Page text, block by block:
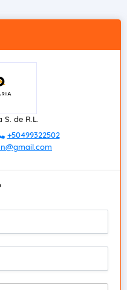
de R.L.
+50499322502